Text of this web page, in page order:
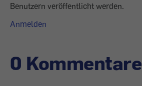
Benutzern veröffentlicht werden.
Anmelden
0 Kommentare